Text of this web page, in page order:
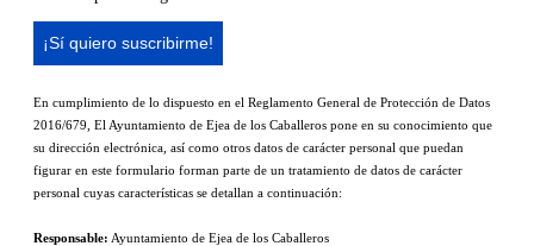
En cumplimiento de lo dispuesto en el Reglamento General de Protección de Datos
2016/679, El Ayuntamiento de Ejea de los Caballeros pone en su conocimiento que
su dirección electrónica, así como otros datos de carácter personal que puedan
figurar en este formulario forman parte de un tratamiento de datos de carácter
personal cuyas características se detallan a continuación:
Responsable: Ayuntamiento de Ejea de los Caballeros